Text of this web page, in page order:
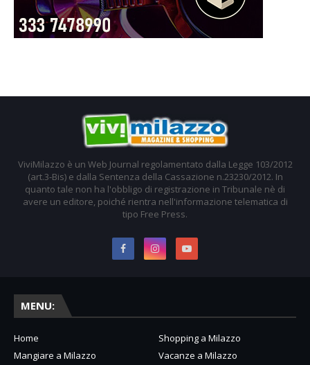
ViviMilazzo è un Web Journal regolamentato dalla Legge 103/2012
(art.3-Bis) e dalla Sentenza della Cassazione n.23230/2012. In
quanto tale non ha l'obbligo di registrazione in Tribunale nè di
avere un editore, poiché rientra nell'informazione telematica di
tipo Free Press.
MENU:
Home
Shopping a Milazzo
Mangiare a Milazzo
Vacanze a Milazzo